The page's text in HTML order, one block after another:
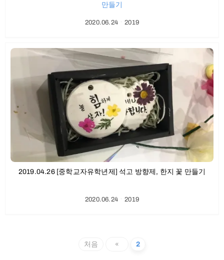
만들기
2020.06.24ㆍ2019
2019.04.26 [중학교자유학년제] 석고 방향제, 한지 꽃 만들기
2020.06.24ㆍ2019
처음 « 2